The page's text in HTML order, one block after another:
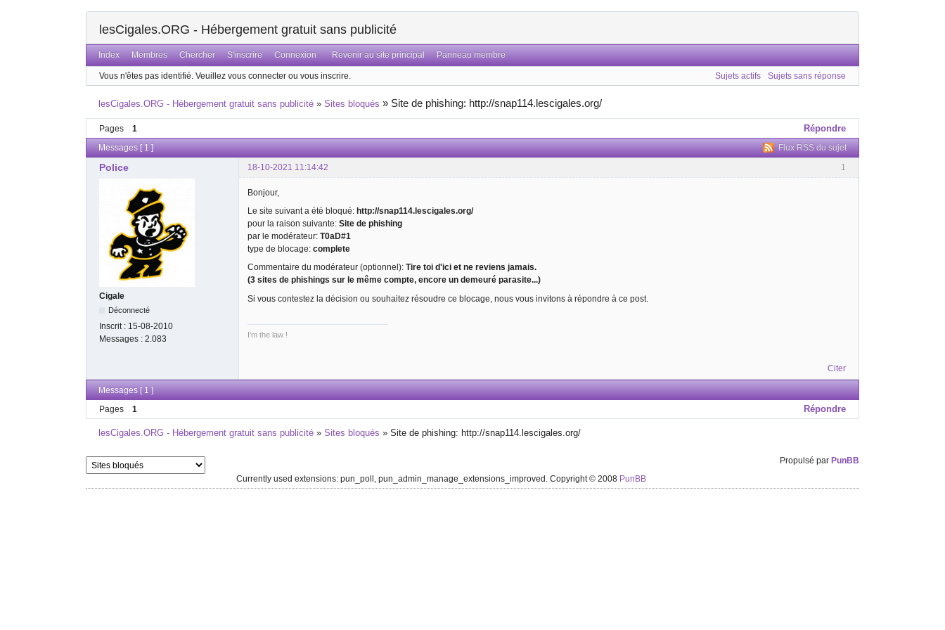
lesCigales.ORG - Hébergement gratuit sans publicité
Index Membres Chercher S'inscrire Connexion Revenir au site principal Panneau membre
Vous n'êtes pas identifié. Veuillez vous connecter ou vous inscrire. Sujets actifs Sujets sans réponse
lesCigales.ORG - Hébergement gratuit sans publicité »Sites bloqués » Site de phishing: http://snap114.lescigales.org/
Pages 1 Répondre
Flux RSS du sujet
Messages [ 1 ]
1
Police 18-10-2021 11:14:42
Cigale
Déconnecté
Inscrit : 15-08-2010
Messages : 2.083
Bonjour,
Le site suivant a été bloqué: http://snap114.lescigales.org/
pour la raison suivante: Site de phishing
par le modérateur: T0aD#1
type de blocage: complete
Commentaire du modérateur (optionnel): Tire toi d'ici et ne reviens jamais.
(3 sites de phishings sur le même compte, encore un demeuré parasite...)
Si vous contestez la décision ou souhaitez résoudre ce blocage, nous vous invitons à répondre à ce post.
I'm the law !
Citer
Messages [ 1 ]
Pages
1 Répondre
lesCigales.ORG - Hébergement gratuit sans publicité »Sites bloqués »Site de phishing: http://snap114.lescigales.org/
Propulsé par PunBB
Currently used extensions: pun_poll, pun_admin_manage_extensions_improved. Copyright © 2008 PunBB